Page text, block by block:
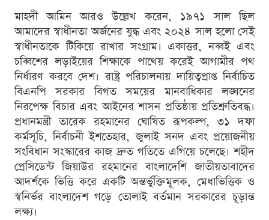
মাহদী আমিন আরও উল্লেখ করেন, ১৯৭১ সাল ছিল
আমাদের স্বাধীনতা অর্জনের যুদ্ধ এবং ২০২৪ সাল হলো সেই
স্বাধীনতাকে টিকিয়ে রাখার সংগ্রাম। একাত্তর, নব্বই এবং
চব্বিশের লড়াইয়ের শিক্ষাকে পাথেয় করেই আগামীর পথ
নির্ধারণ করবে দেশ। রাষ্ট্র পরিচালনায় দায়িত্বপ্রাপ্ত নির্বাচিত
বিএনপি সরকার বিগত সময়ের মানবাধিকার লঙ্ঘনের
নিরপেক্ষ বিচার এবং আইনের শাসন প্রতিষ্ঠায় প্রতিশ্রুতিবদ্ধ।
প্রধানমন্ত্রী তারেক রহমানের ঘোষিত রূপকল্প, ৩১ দফা
কর্মসূচি, নির্বাচনী ইশতেহার, জুলাই সনদ এবং প্রয়োজনীয়
সংবিধান সংস্কারের কাজ দ্রুত গতিতে এগিয়ে চলেছে। শহীদ
প্রেসিডেন্ট জিয়াউর রহমানের বাংলাদেশি জাতীয়তাবাদের
আদর্শকে ভিত্তি করে একটি অন্তর্ভুক্তিমূলক, মেধাভিত্তিক ও
স্বনির্ভর বাংলাদেশ গড়ে তোলাই বর্তমান সরকারের চূড়ান্ত
লক্ষ্য।